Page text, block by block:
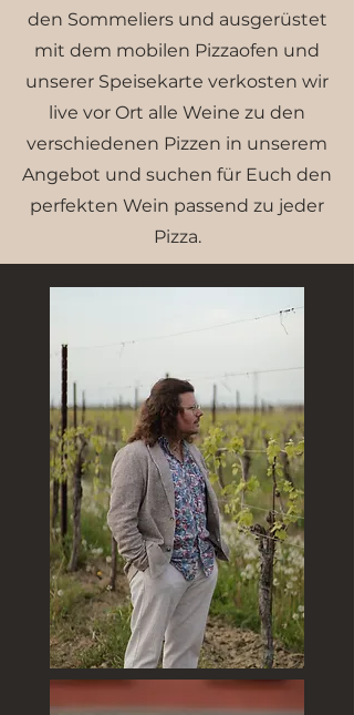
den Sommeliers und ausgerüstet
mit dem mobilen Pizzaofen und
unserer Speisekarte verkosten wir
live vor Ort alle Weine zu den
verschiedenen Pizzen in unserem
Angebot und suchen für Euch den
perfekten Wein passend zu jeder
Pizza.